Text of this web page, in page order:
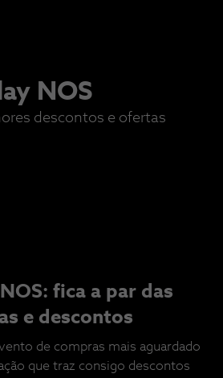
NOS
descontos e ofertas
fica a par das
e descontos
de compras mais aguardado
que traz consigo descontos